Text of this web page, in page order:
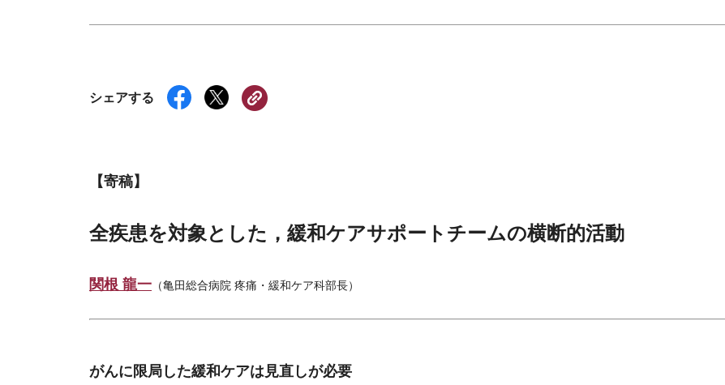
シェアする
【寄稿】
全疾患を対象とした，緩和ケアサポートチームの横断的活動
関根 龍一 （亀田総合病院 疼痛・緩和ケア科部長）
がんに限局した緩和ケアは見直しが必要